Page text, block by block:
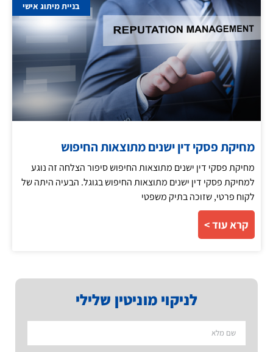
לניקוי מוניטין שלילי
בניית מיתוג אישי
מחיקת פסקי דין ישנים מתוצאות החיפוש
מחיקת פסקי דין ישנים מתוצאות החיפוש סיפור הצלחה זה נוגע
למחיקת פסקי דין ישנים מתוצאות החיפוש בגוגל. הבעיה היתה של
לקוח פרטי, שזוכה בתיק משפטי
קרא עוד >